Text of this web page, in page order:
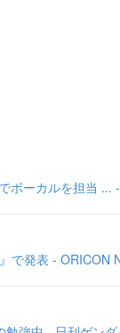
ボーカルを担当 ...
で発表 - ORICON